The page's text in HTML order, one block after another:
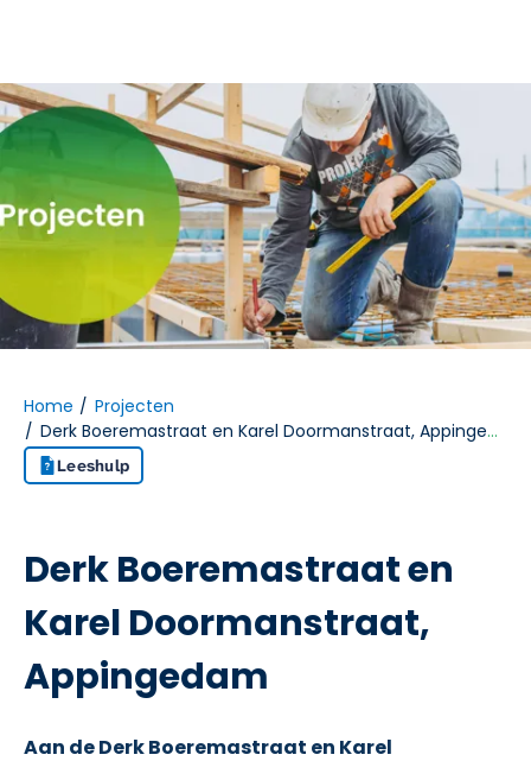
Naar hoofdinhoud
Naar hoofdnavigatiemenu
Naar zoeken
Home
Projecten
Derk Boeremastraat en Karel Doormanstraat, Appingedam
Leeshulp
Derk Boeremastraat en
Karel Doormanstraat,
Appingedam
Aan de Derk Boeremastraat en Karel